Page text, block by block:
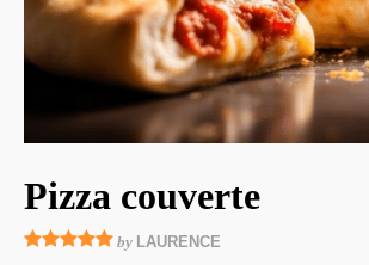
Pizza couverte
by LAURENCE